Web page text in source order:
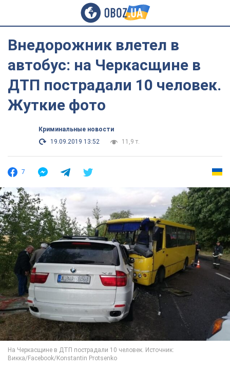
Внедорожник влетел в
автобус: на Черкасщине в
ДТП пострадали 10 человек.
Жуткие фото
Криминальные новости
19.09.2019 13:52
11,9 т.
7